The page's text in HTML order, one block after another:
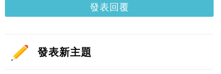
發表回覆
發表新主題